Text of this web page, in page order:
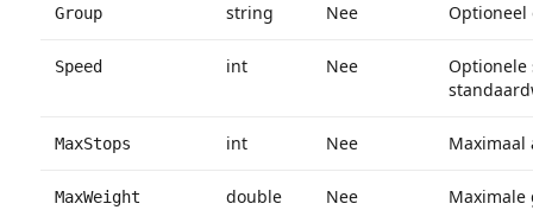
Group string Nee Optioneel
Speed int Nee
Optionele
MaxStops int Nee Maximaal
MaxWeight double Nee Maximale